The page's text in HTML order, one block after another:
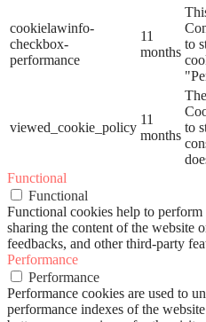
cookielawinfo-
checkbox-
performance
11
months
to
viewed_cookie_policy
11
months
to
Functional
Functional
Functional cookies help to
sharing the content of the website
feedbacks, and other third-party
Performance
Performance
Performance cookies are used to
performance indexes of the